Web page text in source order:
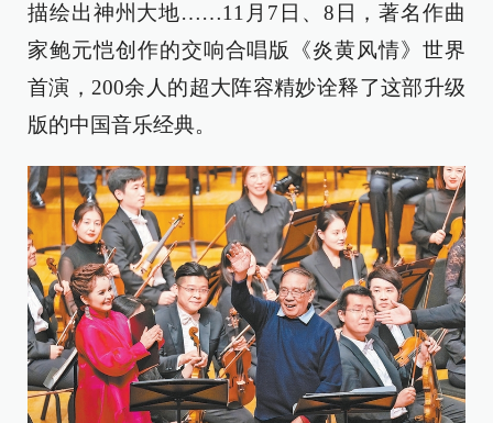
描绘出神州大地……11月7日、8日，著名作曲
家鲍元恺创作的交响合唱版《炎黄风情》世界
首演，200余人的超大阵容精妙诠释了这部升级
版的中国音乐经典。